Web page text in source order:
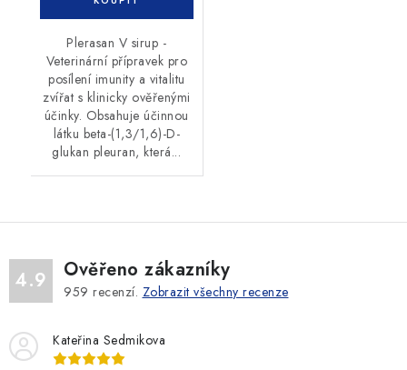
Plerasan V sirup -
Veterinární přípravek pro
posílení imunity a vitalitu
zvířat s klinicky ověřenými
účinky. Obsahuje účinnou
látku beta-(1,3/1,6)-D-
glukan pleuran, která...
4.9 Ověřeno zákazníky
959 recenzí. Zobrazit všechny recenze
Kateřina Sedmikova